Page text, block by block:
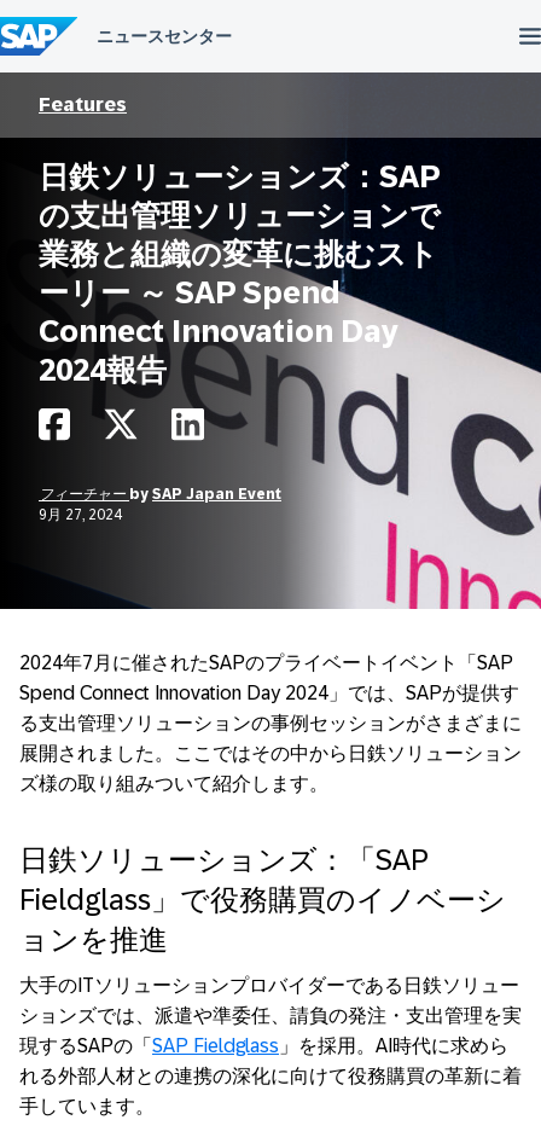
ン
テ
ン
Features
日鉄ソリューションズ：SAP
の支出管理ソリューションで
業務と組織の変革に挑むスト
ーリー ～ SAP Spend
Connect Innovation Day
2024報告
フィーチャー by SAP Japan Event
9月 27, 2024
2024年7月に催されたSAPのプライベートイベント「SAP
Spend Connect Innovation Day 2024」では、SAPが提供す
る支出管理ソリューションの事例セッションがさまざまに
展開されました。ここではその中から日鉄ソリューション
ズ様の取り組みついて紹介します。
日鉄ソリューションズ：「SAP
Fieldglass」で役務購買のイノベーシ
ョンを推進
大手のITソリューションプロバイダーである日鉄ソリュー
ションズでは、派遣や準委任、請負の発注・支出管理を実
現するSAPの「 SAP Fieldglass 」を採用。AI時代に求めら
れる外部人材との連携の深化に向けて役務購買の革新に着
手しています。